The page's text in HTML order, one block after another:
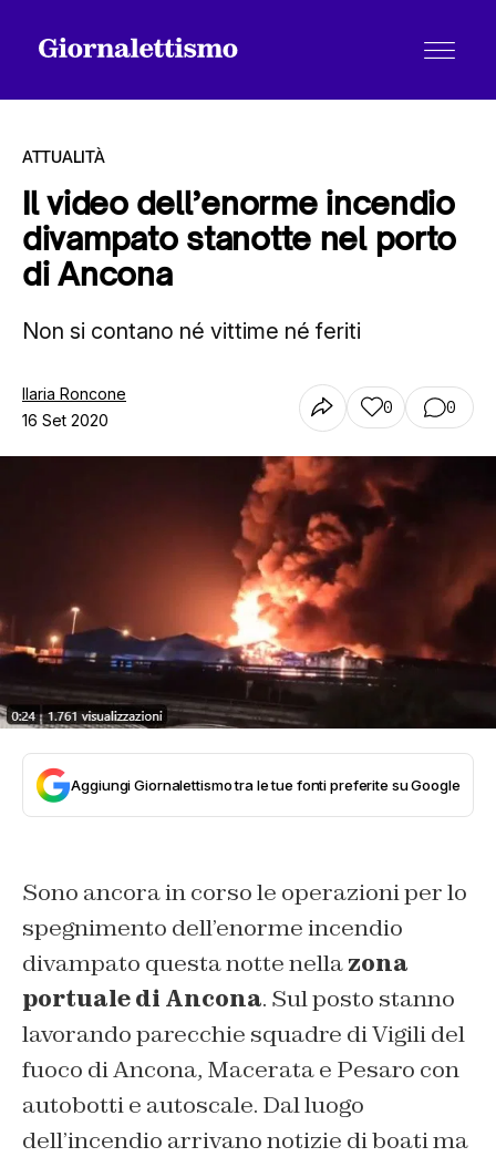
Tutti gli articoli
Chi siamo
Contatti
ATTUALITÀ
Il video dell’enorme incendio
divampato stanotte nel porto
di Ancona
Non si contano né vittime né feriti
Ilaria Roncone
16 Set 2020
0 0
Aggiungi Giornalettismo tra le tue fonti preferite su Google
Sono ancora in corso le operazioni per lo
spegnimento dell’enorme incendio
divampato questa notte nellazona
portuale di Ancona. Sul posto stanno
lavorando parecchie squadre di Vigili del
fuoco di Ancona, Macerata e Pesaro con
autobotti e autoscale. Dal luogo
dell’incendio arrivano notizie di boati ma